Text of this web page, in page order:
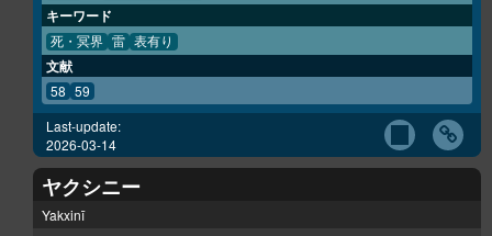
キーワード
死・冥界 雷 表有り
文献
58 59
Last-update:
2026-03-14
ヤクシニー
Yakxinī